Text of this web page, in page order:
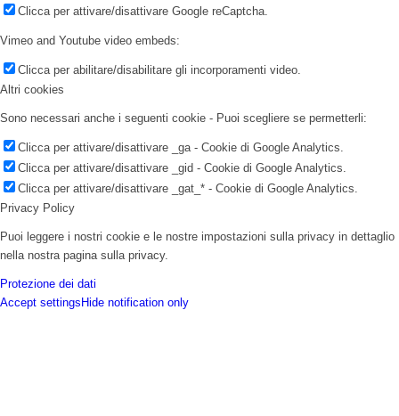
Clicca per attivare/disattivare Google reCaptcha.
Vimeo and Youtube video embeds:
Clicca per abilitare/disabilitare gli incorporamenti video.
Altri cookies
Sono necessari anche i seguenti cookie - Puoi scegliere se permetterli:
Clicca per attivare/disattivare _ga - Cookie di Google Analytics.
Clicca per attivare/disattivare _gid - Cookie di Google Analytics.
Clicca per attivare/disattivare _gat_* - Cookie di Google Analytics.
Privacy Policy
Puoi leggere i nostri cookie e le nostre impostazioni sulla privacy in dettaglio
nella nostra pagina sulla privacy.
Protezione dei dati
Accept settings Hide notification only